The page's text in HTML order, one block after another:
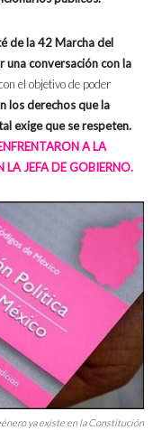
de la 42 Marcha del
una conversación con la
el objetivo de poder
los derechos que la
exige que se respeten.
A LA
LA JEFA DE GOBIERNO.
ya existe en la Constitución